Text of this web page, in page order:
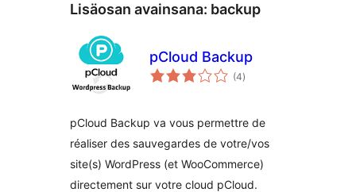
Lisäosan avainsana: backup
pCloud Backup
(4arvosanat
yhteensä
)
pCloud Backup va vous permettre de
réaliser des sauvegardes de votre/vos
site(s) WordPress (et WooCommerce)
directement sur votre cloud pCloud.